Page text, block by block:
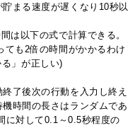
まる速度が遅くなり10秒以
は以下の式で計算できる。
ても2倍の時間がかかるわけ
」が正しい)
了後次の行動を入力し終え
時間の長さはランダムであ
に対して0.1～0.5秒程度の